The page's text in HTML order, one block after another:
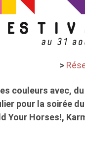
>
couleurs avec, du
pour la soirée
Your Horses!,